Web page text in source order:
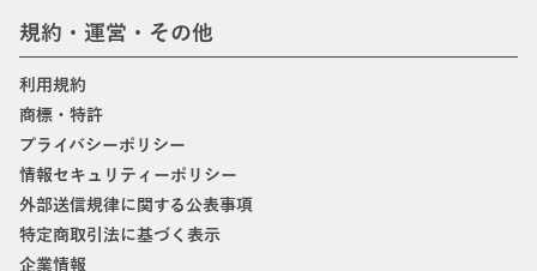
規約・運営・その他
利用規約
商標・特許
プライバシーポリシー
情報セキュリティーポリシー
外部送信規律に関する公表事項
特定商取引法に基づく表示
企業情報